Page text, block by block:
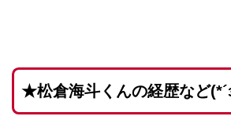
★松倉海斗くんの経歴など